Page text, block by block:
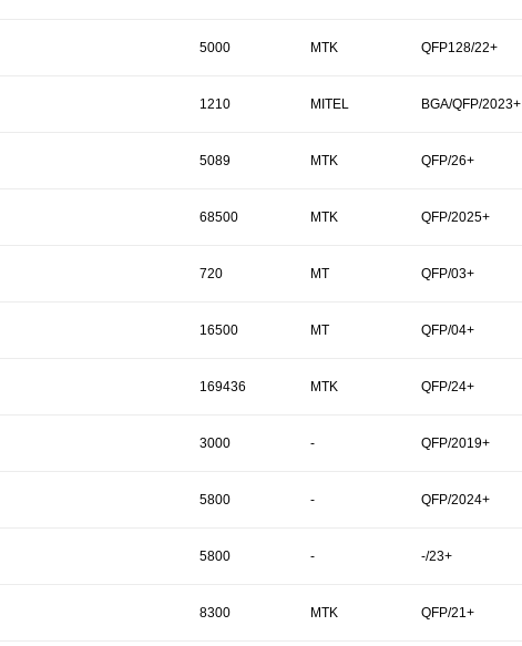
5000 MTK QFP128/22+
1210 MITEL BGA/QFP/2023+
5089 MTK QFP/26+
68500 MTK QFP/2025+
720 MT QFP/03+
16500 MT QFP/04+
169436 MTK QFP/24+
3000 - QFP/2019+
5800 - QFP/2024+
5800 - -/23+
8300 MTK QFP/21+